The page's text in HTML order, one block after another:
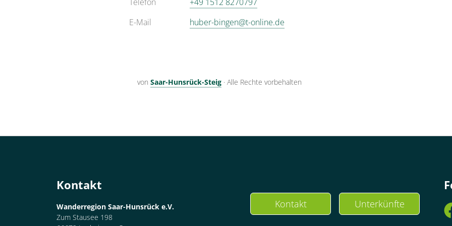
E-Mail
huber-bingen@t-online.de
von Saar-Hunsrück-Steig · Alle Rechte vorbehalten
Kontakt
Wanderregion Saar-Hunsrück e.V.
Zum Stausee 198
Kontakt Unterkünfte